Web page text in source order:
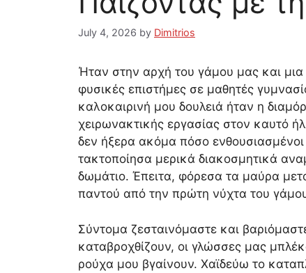
July 4, 2026 by Dimitrios
Ήταν στην αρχή του γάμου μας και
φυσικές επιστήμες σε μαθητές
καλοκαιρινή μου δουλειά ήταν η
χειρωνακτικής εργασίας στον καυτό
δεν ήξερα ακόμα πόσο
τακτοποίησα μερικά διακοσμητικά
δωμάτιο. Έπειτα, φόρεσα τα μαύρα
παντού από την πρώτη νύχτα του
Σύντομα ζεσταινόμαστε και
καταβροχθίζουν, οι γλώσσες μας
ρούχα μου βγαίνουν. Χαϊδεύω το